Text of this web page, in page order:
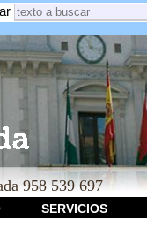
958 539 697
SERVICIOS